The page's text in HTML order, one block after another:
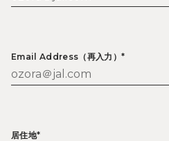
Email Address（再入力）*
居住地*